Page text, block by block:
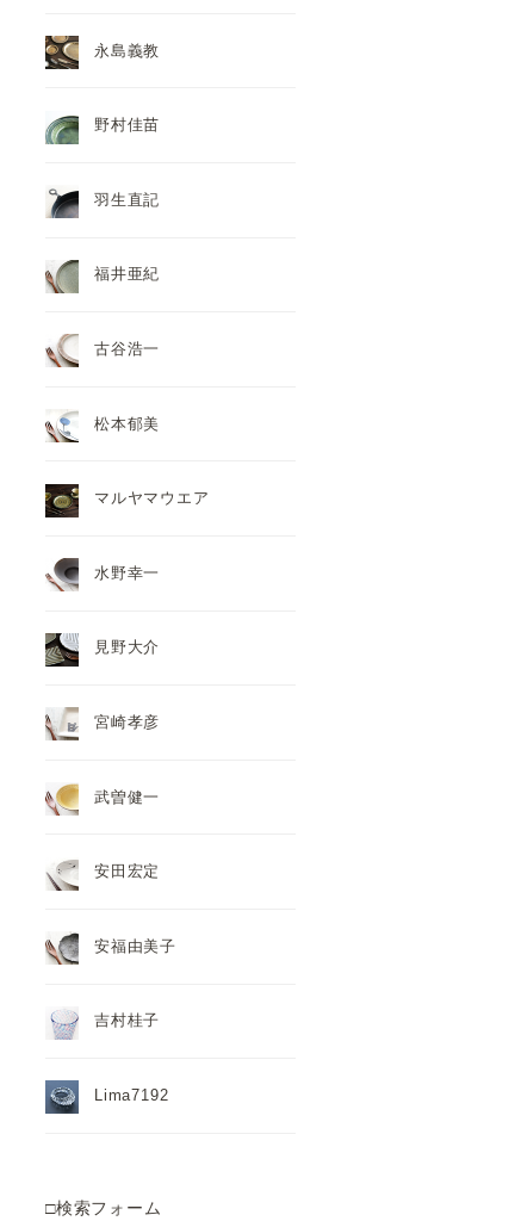
永島義教
野村佳苗
羽生直記
福井亜紀
古谷浩一
松本郁美
マルヤマウエア
水野幸一
見野大介
宮崎孝彦
武曽健一
安田宏定
安福由美子
吉村桂子
Lima7192
□検索フォーム